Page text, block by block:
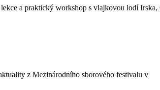
a praktický workshop s vlajkovou lodí
z Mezinárodního sborového festivalu v